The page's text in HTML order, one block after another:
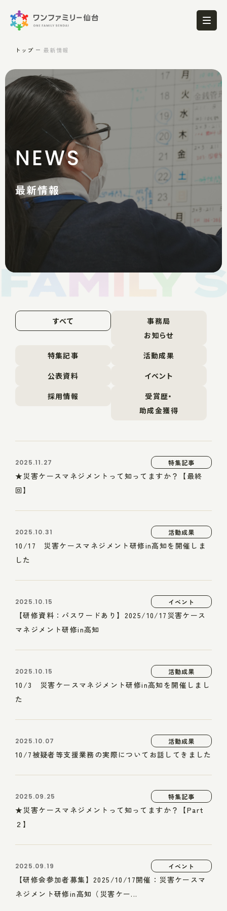
トップ 最新情報
NEWS
最新情報
すべて
事務局
お知らせ
特集記事
活動成果
公表資料
イベント
採用情報
受賞歴・
助成金獲得
2025.11.27 特集記事
★災害ケースマネジメントって知ってますか？【最終
回】
2025.10.31 活動成果
10/17 災害ケースマネジメント研修in高知を開催しま
した
2025.10.15 イベント
【研修資料：パスワードあり】2025/10/17災害ケース
マネジメント研修in高知
2025.10.15 活動成果
10/3 災害ケースマネジメント研修in高知を開催しまし
た
2025.10.07 活動成果
10/7被疑者等支援業務の実際についてお話してきました
2025.09.25 特集記事
★災害ケースマネジメントって知ってますか？【Part
２】
2025.09.19 イベント
【研修会参加者募集】2025/10/17開催：災害ケースマ
ネジメント研修in高知（災害ケー...